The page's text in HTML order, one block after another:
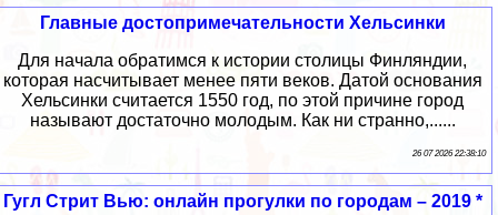
Главные достопримечательности Хельсинки
Для начала обратимся к истории столицы Финляндии,
которая насчитывает менее пяти веков. Датой основания
Хельсинки считается 1550 год, по этой причине город
называют достаточно молодым. Как ни странно,......
26 07 2026 22:38:10
Гугл Стрит Вью: онлайн прогулки по городам – 2019 *